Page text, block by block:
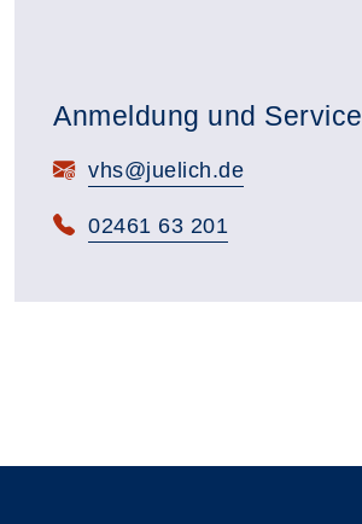
Anmeldung und Service
E-Mail:vhs@juelich.de
Telefon:
02461 63 201